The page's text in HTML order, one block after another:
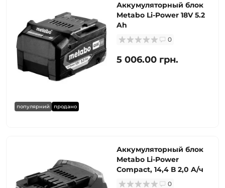
популярний продано
Аккумуляторный блок
Metabo Li-Power 18V 5.2
Ah
0
5 006.00 грн.
Аккумуляторный блок
Metabo Li-Power
Compact, 14,4 В 2,0 A/ч
0